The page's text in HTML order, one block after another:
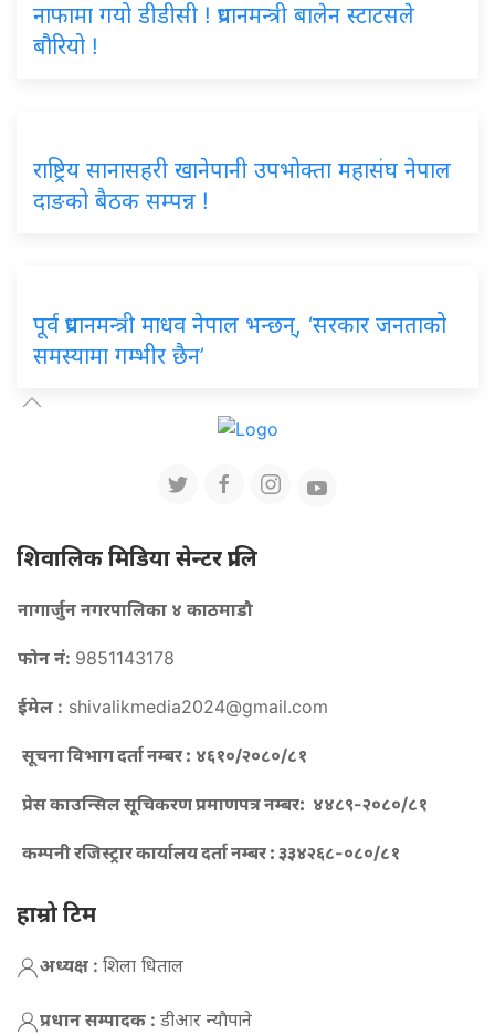
नाफामा गयो डीडीसी ! प्रधानमन्त्री बालेन स्टाटसले
बौरियो !
राष्ट्रिय सानासहरी खानेपानी उपभोक्ता महासंघ नेपाल
दाङको बैठक सम्पन्न !
पूर्व प्रधानमन्त्री माधव नेपाल भन्छन्, ‘सरकार जनताको
समस्यामा गम्भीर छैन’
शिवालिक मिडिया सेन्टर प्रालि
नागार्जुन नगरपालिका ४ काठमाडौ
फोन नं: 9851143178
ईमेल : shivalikmedia2024@gmail.com
सूचना विभाग दर्ता नम्बर : ४६१०/२०८०/८१
प्रेस काउन्सिल सूचिकरण प्रमाणपत्र नम्बर: ४४८९-२०८०/८१
कम्पनी रजिस्ट्रार कार्यालय दर्ता नम्बर : ३३४२६८-०८०/८१
हाम्रो टिम
अध्यक्ष : शिला धिताल
प्रधान सम्पादक : डीआर न्याैपाने